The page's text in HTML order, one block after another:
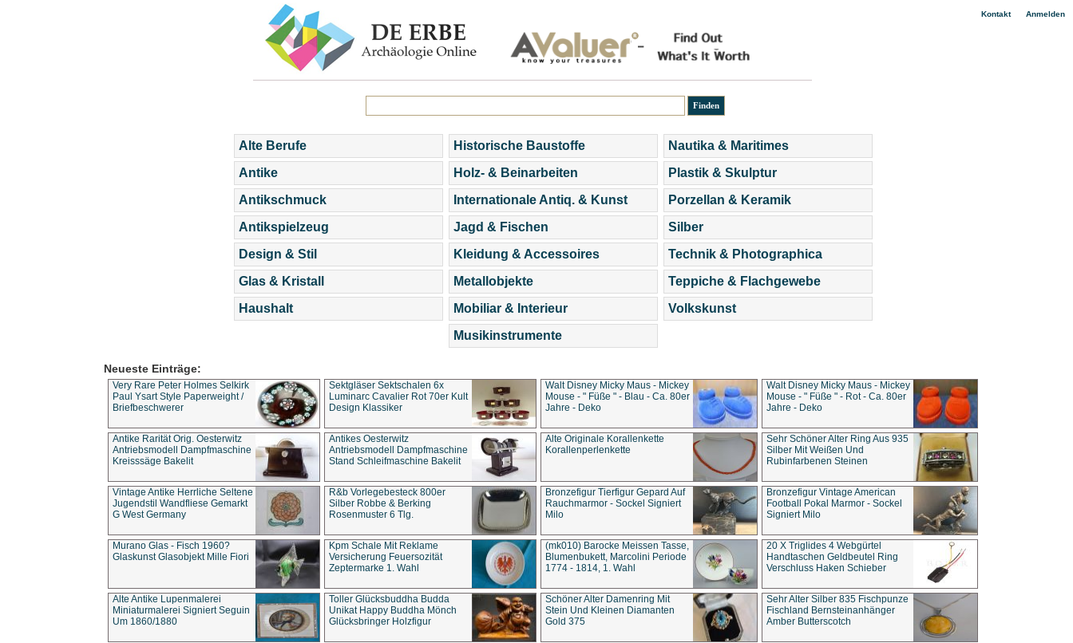
Kontakt| Anmelden
Alte Berufe
Antike
Antikschmuck
Antikspielzeug
Design & Stil
Glas & Kristall
Haushalt
Historische Baustoffe
Holz- & Beinarbeiten
Internationale Antiq. & Kunst
Jagd & Fischen
Kleidung & Accessoires
Metallobjekte
Mobiliar & Interieur
Musikinstrumente
Nautika & Maritimes
Plastik & Skulptur
Porzellan & Keramik
Silber
Technik & Photographica
Teppiche & Flachgewebe
Volkskunst
Neueste Einträge:
Very Rare Peter Holmes Selkirk
Paul Ysart Style Paperweight /
Briefbeschwerer
Sektgläser Sektschalen 6x
Luminarc Cavalier Rot 70er Kult
Design Klassiker
Walt Disney Micky Maus - Mickey
Mouse - " Füße " - Blau - Ca. 80er
Jahre - Deko
Walt Disney Micky Maus - Mickey
Mouse - " Füße " - Rot - Ca. 80er
Jahre - Deko
Antike Rarität Orig. Oesterwitz
Antriebsmodell Dampfmaschine
Kreisssäge Bakelit
Antikes Oesterwitz
Antriebsmodell Dampfmaschine
Stand Schleifmaschine Bakelit
Alte Originale Korallenkette
Korallenperlenkette
Sehr Schöner Alter Ring Aus 935
Silber Mit Weißen Und
Rubinfarbenen Steinen
Vintage Antike Herrliche Seltene
Jugendstil Wandfliese Gemarkt
G West Germany
R&b Vorlegebesteck 800er
Silber Robbe & Berking
Rosenmuster 6 Tlg.
Bronzefigur Tierfigur Gepard Auf
Rauchmarmor - Sockel Signiert
Milo
Bronzefigur Vintage American
Football Pokal Marmor - Sockel
Signiert Milo
Murano Glas - Fisch 1960?
Glaskunst Glasobjekt Mille Fiori
Kpm Schale Mit Reklame
Versicherung Feuersozität
Zeptermarke 1. Wahl
(mk010) Barocke Meissen Tasse,
Blumenbukett, Marcolini Periode
1774 - 1814, 1. Wahl
20 X Triglides 4 Webgürtel
Handtaschen Geldbeutel Ring
Verschluss Haken Schieber
Alte Antike Lupenmalerei
Miniaturmalerei Signiert Seguin
Um 1860/1880
Toller Glücksbuddha Budda
Unikat Happy Buddha Mönch
Glücksbringer Holzfigur
Schöner Alter Damenring Mit
Stein Und Kleinen Diamanten
Gold 375
Sehr Alter Silber 835 Fischpunze
Fischland Bernsteinanhänger
Amber Butterscotch